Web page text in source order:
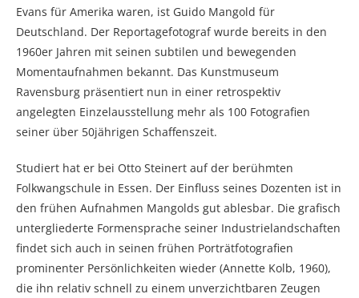
Evans für Amerika waren, ist Guido Mangold für
Deutschland. Der Reportagefotograf wurde bereits in den
1960er Jahren mit seinen subtilen und bewegenden
Momentaufnahmen bekannt. Das Kunstmuseum
Ravensburg präsentiert nun in einer retrospektiv
angelegten Einzelausstellung mehr als 100 Fotografien
seiner über 50jährigen Schaffenszeit.
Studiert hat er bei Otto Steinert auf der berühmten
Folkwangschule in Essen. Der Einfluss seines Dozenten ist in
den frühen Aufnahmen Mangolds gut ablesbar. Die grafisch
untergliederte Formensprache seiner Industrielandschaften
findet sich auch in seinen frühen Porträtfotografien
prominenter Persönlichkeiten wieder (Annette Kolb, 1960),
die ihn relativ schnell zu einem unverzichtbaren Zeugen